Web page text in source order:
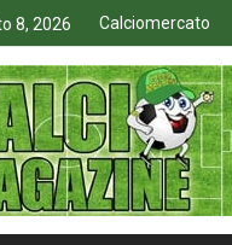
8, 2026 Calciomercato